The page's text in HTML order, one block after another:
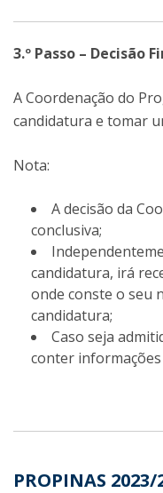
3.º Passo – Decisão
A Coordenação do
candidatura e tomar
Nota:
A decisão da
conclusiva;
candidatura, irá
onde conste o seu
candidatura;
Caso seja
conter
PROPINAS 2023/